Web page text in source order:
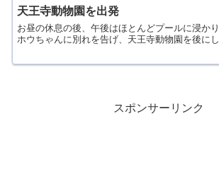
天王寺動物園を出発
お昼の休息の後、午後はほとんどプールに浸か
ホウちゃんに別れを告げ、天王寺動物園を後にし
スポンサーリンク